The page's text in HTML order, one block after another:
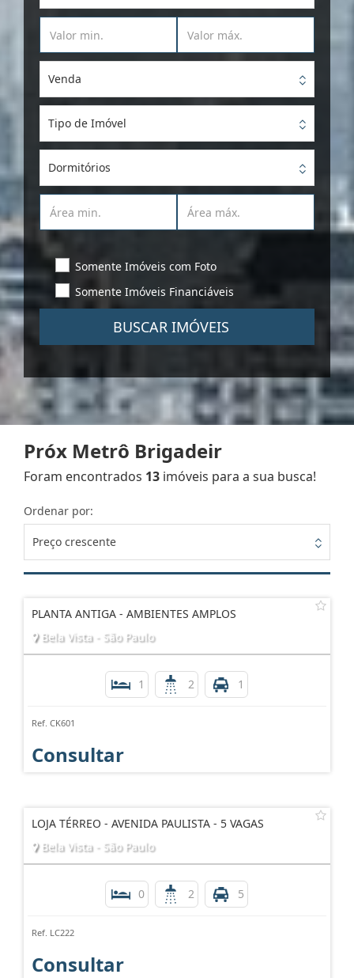
Venda
Tipo de Imóvel
Dormitórios
Somente Imóveis com Foto
Somente Imóveis Financiáveis
BUSCAR IMÓVEIS
Próx Metrô Brigadeir
Foram encontrados 13 imóveis para a sua busca!
Ordenar por:
Preço crescente
PLANTA ANTIGA - AMBIENTES AMPLOS
Bela Vista - São Paulo
1 2 1
Ref. CK601
Consultar
LOJA TÉRREO - AVENIDA PAULISTA - 5 VAGAS
Bela Vista - São Paulo
0 2 5
Ref. LC222
Consultar